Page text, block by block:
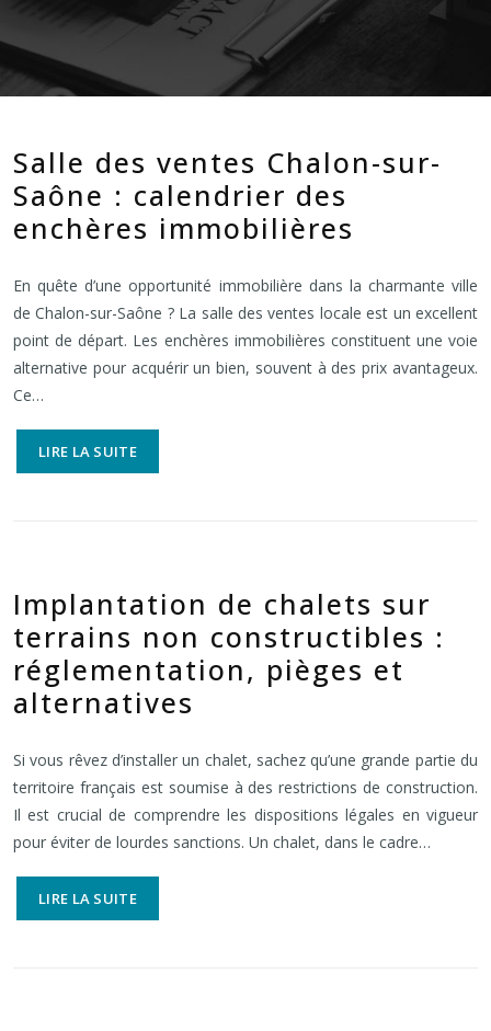
Salle des ventes Chalon-sur-
Saône : calendrier des
enchères immobilières
En quête d’une opportunité immobilière dans la charmante ville
de Chalon-sur-Saône ? La salle des ventes locale est un excellent
point de départ. Les enchères immobilières constituent une voie
alternative pour acquérir un bien, souvent à des prix avantageux.
Ce…
LIRE LA SUITE
Implantation de chalets sur
terrains non constructibles :
réglementation, pièges et
alternatives
Si vous rêvez d’installer un chalet, sachez qu’une grande partie du
territoire français est soumise à des restrictions de construction.
Il est crucial de comprendre les dispositions légales en vigueur
pour éviter de lourdes sanctions. Un chalet, dans le cadre…
LIRE LA SUITE